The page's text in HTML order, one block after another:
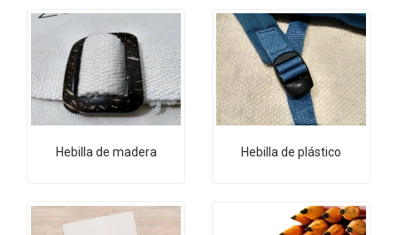
Hebilla de madera Hebilla de plástico